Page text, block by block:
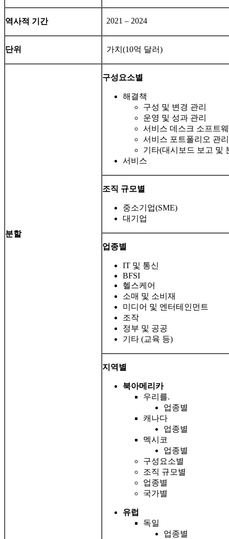
역사적 기간 2021 – 2024
단위 가치(10억 달러)
분할
구성요소별
해결책
구성 및 변경 관리
운영 및 성과 관리
서비스 데스크 소프트
서비스 포트폴리오 관리
기타(대시보드 보고 및
서비스
조직 규모별
중소기업(SME)
대기업
업종별
IT 및 통신
BFSI
헬스케어
소매 및 소비재
미디어 및 엔터테인먼트
조작
정부 및 공공
기타 (교육 등)
지역별
북아메리카
우리를.
업종별
캐나다
업종별
멕시코
업종별
구성요소별
조직 규모별
업종별
국가별
유럽
독일
업종별